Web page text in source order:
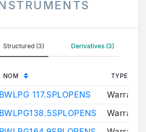
Structured (3) Derivatives (3)
NOM TYPE
BWLPG 117.SPLOPENS
BWLPG138.5SPLOPENS